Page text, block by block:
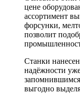
цене
ассортимент
форсунки,
позволит
Станки
надёжности
выгодно